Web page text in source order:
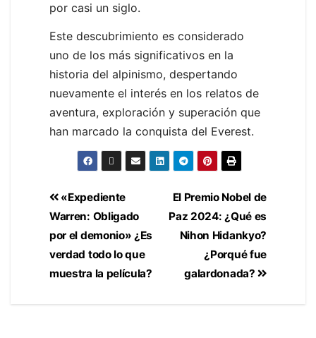
por casi un siglo.
Este descubrimiento es considerado
uno de los más significativos en la
historia del alpinismo, despertando
nuevamente el interés en los relatos de
aventura, exploración y superación que
han marcado la conquista del Everest.
El Premio Nobel de
Paz 2024: ¿Qué es
Nihon Hidankyo?
¿Porqué fue
galardonada?
«Expediente
Warren: Obligado
por el demonio» ¿Es
verdad todo lo que
muestra la película?